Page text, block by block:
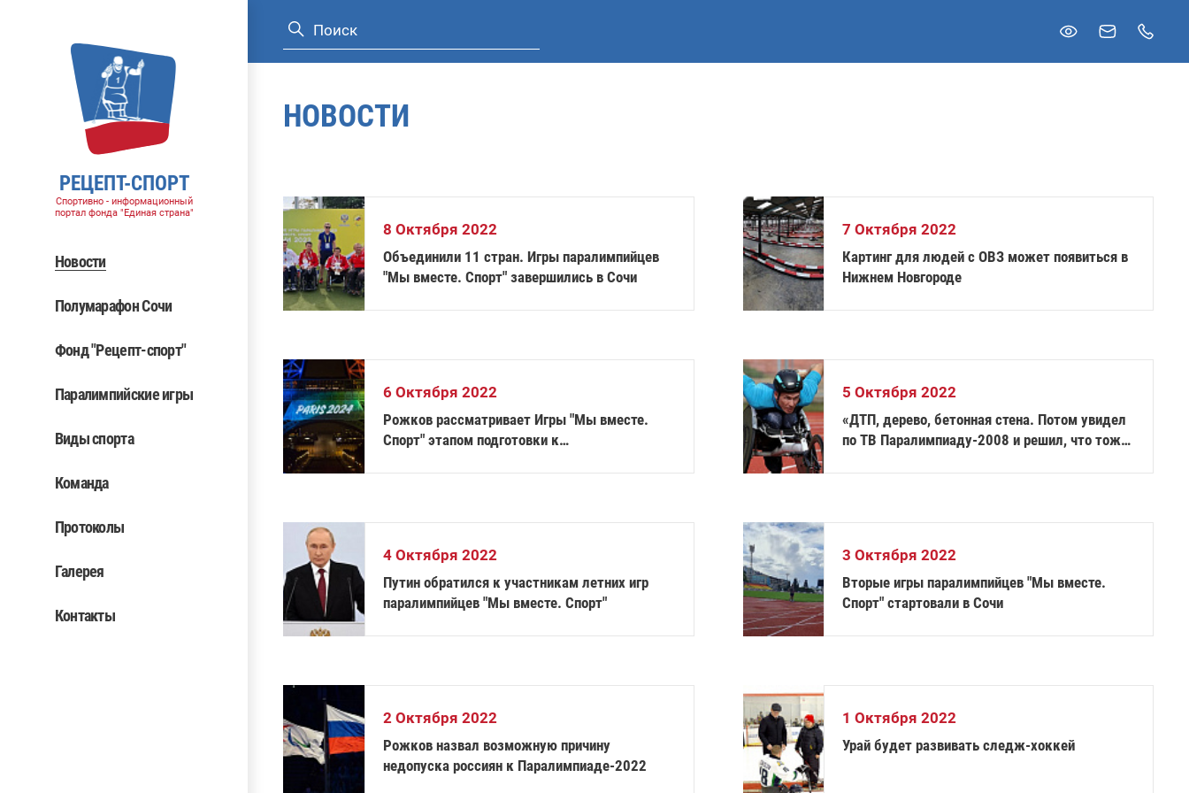
РЕЦЕПТ-СПОРТ
Спортивно - информационный
портал фонда "Единая страна"
Новости
Полумарафон Сочи
Фонд "Рецепт-спорт"
Паралимпийские игры
Виды спорта
Команда
Протоколы
Галерея
Контакты
НОВОСТИ
8 Октября 2022
Объединили 11 стран. Игры паралимпийцев
"Мы вместе. Спорт" завершились в Сочи
7 Октября 2022
Картинг для людей с ОВЗ может появиться в
Нижнем Новгороде
6 Октября 2022
Рожков рассматривает Игры "Мы вместе.
Спорт" этапом подготовки к
5 Октября 2022
«ДТП, дерево, бетонная стена. Потом увидел
по ТВ Паралимпиаду-2008 и решил, что тоже
4 Октября 2022
Путин обратился к участникам летних игр
паралимпийцев "Мы вместе. Спорт"
3 Октября 2022
Вторые игры паралимпийцев "Мы вместе.
Спорт" стартовали в Сочи
2 Октября 2022
Рожков назвал возможную причину
недопуска россиян к Паралимпиаде-2022
1 Октября 2022
Урай будет развивать следж-хоккей